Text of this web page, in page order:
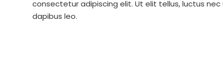
consectetur adipiscing elit. Ut elit tellus, luctus
dapibus leo.